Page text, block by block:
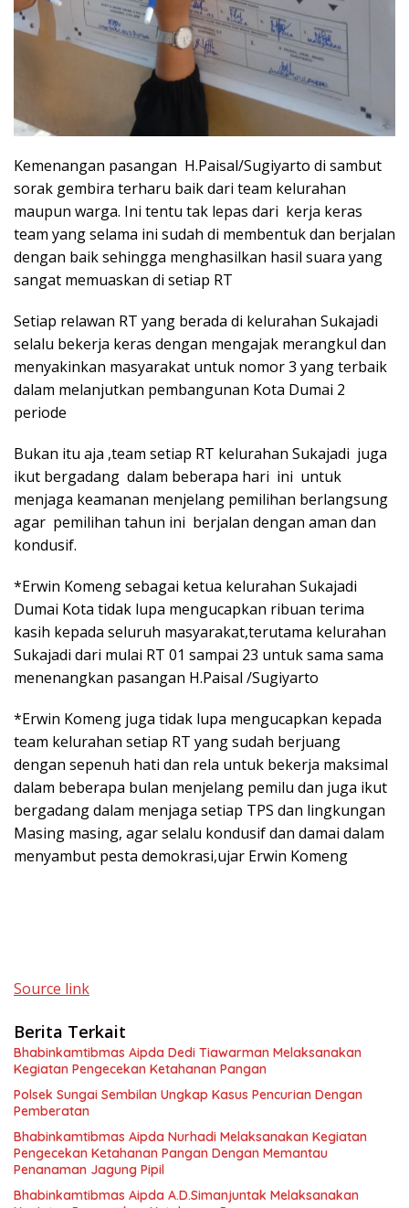
Kemenangan pasangan H.Paisal/Sugiyarto di sambut
sorak gembira terharu baik dari team kelurahan
maupun warga. Ini tentu tak lepas dari kerja keras
team yang selama ini sudah di membentuk dan berjalan
dengan baik sehingga menghasilkan hasil suara yang
sangat memuaskan di setiap RT
Setiap relawan RT yang berada di kelurahan Sukajadi
selalu bekerja keras dengan mengajak merangkul dan
menyakinkan masyarakat untuk nomor 3 yang terbaik
dalam melanjutkan pembangunan Kota Dumai 2
periode
Bukan itu aja ,team setiap RT kelurahan Sukajadi juga
ikut bergadang dalam beberapa hari ini untuk
menjaga keamanan menjelang pemilihan berlangsung
agar pemilihan tahun ini berjalan dengan aman dan
kondusif.
*Erwin Komeng sebagai ketua kelurahan Sukajadi
Dumai Kota tidak lupa mengucapkan ribuan terima
kasih kepada seluruh masyarakat,terutama kelurahan
Sukajadi dari mulai RT 01 sampai 23 untuk sama sama
menenangkan pasangan H.Paisal /Sugiyarto
*Erwin Komeng juga tidak lupa mengucapkan kepada
team kelurahan setiap RT yang sudah berjuang
dengan sepenuh hati dan rela untuk bekerja maksimal
dalam beberapa bulan menjelang pemilu dan juga ikut
bergadang dalam menjaga setiap TPS dan lingkungan
Masing masing, agar selalu kondusif dan damai dalam
menyambut pesta demokrasi,ujar Erwin Komeng
Source link
Berita Terkait
Bhabinkamtibmas Aipda Dedi Tiawarman Melaksanakan
Kegiatan Pengecekan Ketahanan Pangan
Polsek Sungai Sembilan Ungkap Kasus Pencurian Dengan
Pemberatan
Bhabinkamtibmas Aipda Nurhadi Melaksanakan Kegiatan
Pengecekan Ketahanan Pangan Dengan Memantau
Penanaman Jagung Pipil
Bhabinkamtibmas Aipda A.D.Simanjuntak Melaksanakan